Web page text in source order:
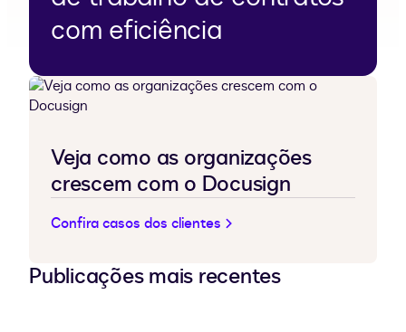
com eficiência
Veja como as organizações
crescem com o Docusign
Confira casos dos clientes
Publicações mais recentes